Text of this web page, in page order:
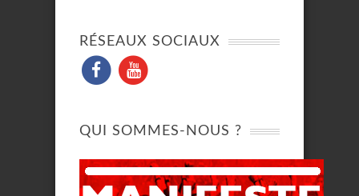
RÉSEAUX SOCIAUX
QUI SOMMES-NOUS ?